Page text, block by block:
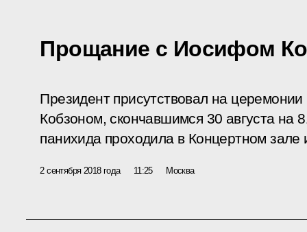
Прощание с Иосифом
Президент присутствовал на
Кобзоном, скончавшимся 30 августа на
панихида проходила в Концертном
2 сентября 2018 года 11:25 Москва